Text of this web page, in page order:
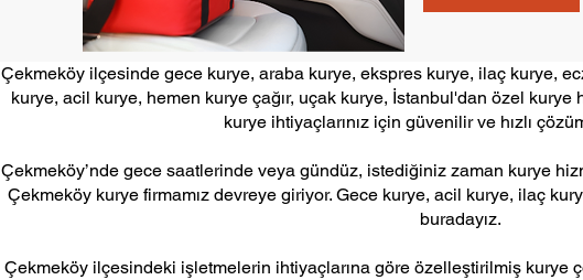
Çekmeköy ilçesinde gece kurye, araba kurye, ekspres kurye, ilaç kurye,
kurye, acil kurye, hemen kurye çağır, uçak kurye, İstanbul'dan özel
kurye ihtiyaçlarınız için güvenilir ve hızlı
Çekmeköy’nde gece saatlerinde veya gündüz, istediğiniz zaman kurye
Çekmeköy kurye firmamız devreye giriyor. Gece kurye, acil kurye, ilaç
buradayız.
Çekmeköy ilçesindeki işletmelerin ihtiyaçlarına göre özelleştirilmiş kurye